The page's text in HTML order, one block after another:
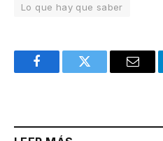
Lo que hay que saber
FacebookTwitter Email